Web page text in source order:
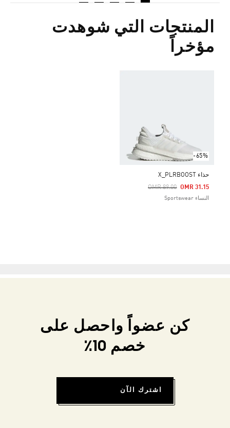
المنتجات التي شوهدت
مؤخراً
-65%
حذاء X_PLRBOOST
Price Reduced From
OMR 89.00
To OMR 31.15
النساء Sportswear
كن عضواً واحصل على
خصم 10٪
اشترك الآن